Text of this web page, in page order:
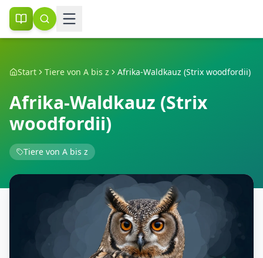
Start Tiere von A bis z Afrika-Waldkauz (Strix woodfordii)
Afrika-Waldkauz (Strix
woodfordii)
Tiere von A bis z